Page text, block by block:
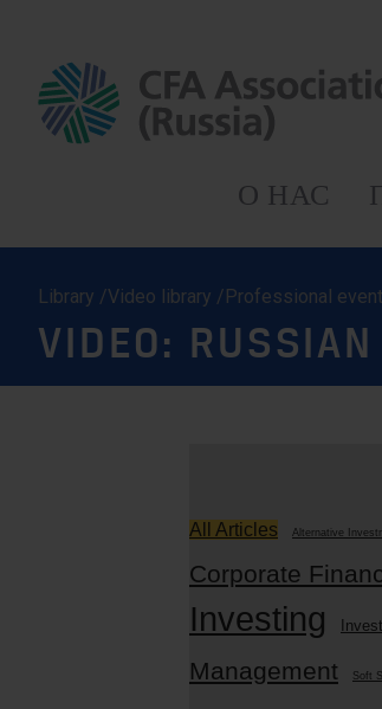
О НАС
Library /Video library /Professional
VIDEO:
All Articles Alternative
Corporate
Investing
Management
Soft